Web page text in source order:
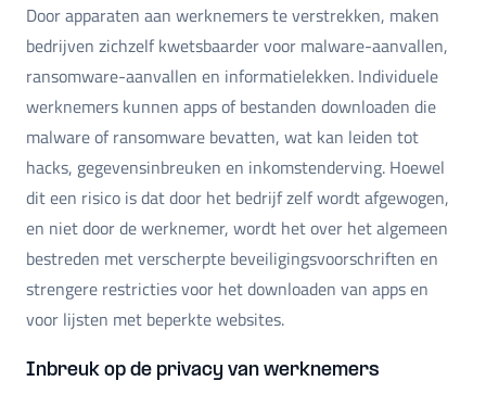
Door apparaten aan werknemers te verstrekken, maken
bedrijven zichzelf kwetsbaarder voor malware-aanvallen,
ransomware-aanvallen en informatielekken. Individuele
werknemers kunnen apps of bestanden downloaden die
malware of ransomware bevatten, wat kan leiden tot
hacks, gegevensinbreuken en inkomstenderving. Hoewel
dit een risico is dat door het bedrijf zelf wordt afgewogen,
en niet door de werknemer, wordt het over het algemeen
bestreden met verscherpte beveiligingsvoorschriften en
strengere restricties voor het downloaden van apps en
voor lijsten met beperkte websites.
Inbreuk op de privacy van werknemers